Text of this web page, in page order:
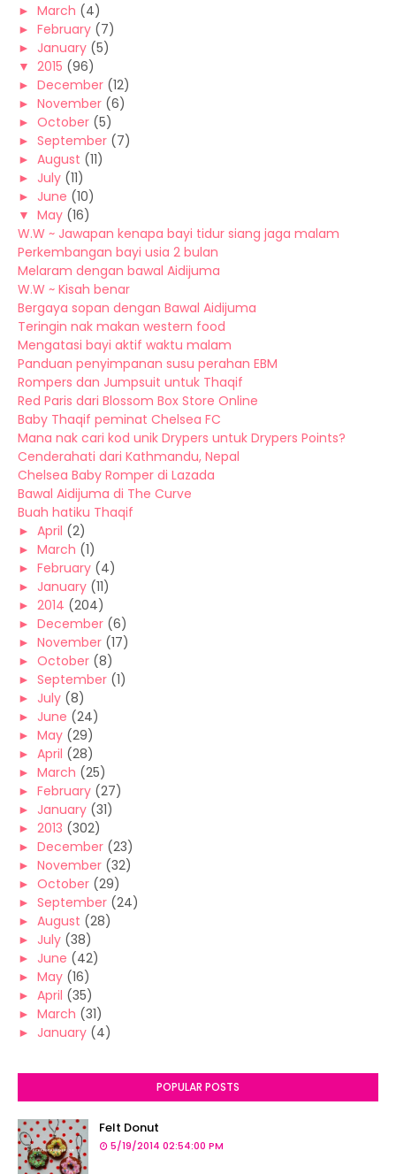
► March (4)
► February (7)
► January (5)
▼ 2015 (96)
► December (12)
► November (6)
► October (5)
► September (7)
► August (11)
► July (11)
► June (10)
▼ May (16)
W.W ~ Jawapan kenapa bayi tidur siang jaga malam
Perkembangan bayi usia 2 bulan
Melaram dengan bawal Aidijuma
W.W ~ Kisah benar
Bergaya sopan dengan Bawal Aidijuma
Teringin nak makan western food
Mengatasi bayi aktif waktu malam
Panduan penyimpanan susu perahan EBM
Rompers dan Jumpsuit untuk Thaqif
Red Paris dari Blossom Box Store Online
Baby Thaqif peminat Chelsea FC
Mana nak cari kod unik Drypers untuk Drypers Points?
Cenderahati dari Kathmandu, Nepal
Chelsea Baby Romper di Lazada
Bawal Aidijuma di The Curve
Buah hatiku Thaqif
► April (2)
► March (1)
► February (4)
► January (11)
► 2014 (204)
► December (6)
► November (17)
► October (8)
► September (1)
► July (8)
► June (24)
► May (29)
► April (28)
► March (25)
► February (27)
► January (31)
► 2013 (302)
► December (23)
► November (32)
► October (29)
► September (24)
► August (28)
► July (38)
► June (42)
► May (16)
► April (35)
► March (31)
► January (4)
POPULAR POSTS
Felt Donut
5/19/2014 02:54:00 PM